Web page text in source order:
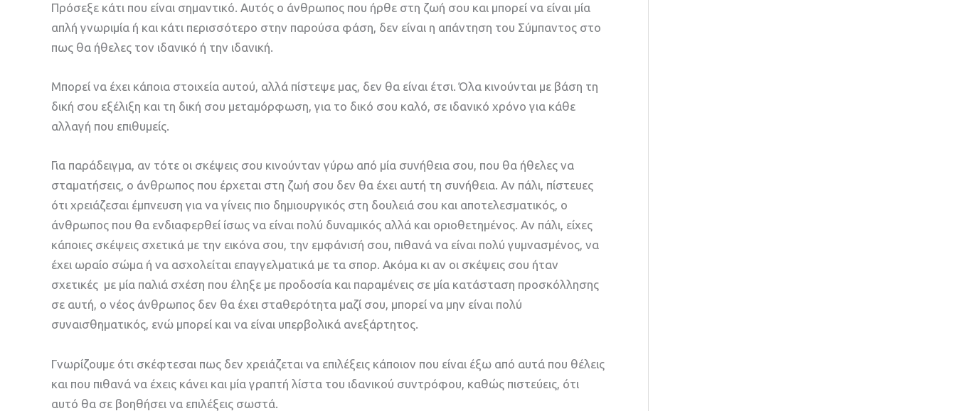
Πρόσεξε κάτι που είναι σημαντικό. Αυτός ο άνθρωπος που ήρθε στη ζωή σου και μπορεί να είναι μία
απλή γνωριμία ή και κάτι περισσότερο στην παρούσα φάση, δεν είναι η απάντηση του Σύμπαντος στο
πως θα ήθελες τον ιδανικό ή την ιδανική.
Μπορεί να έχει κάποια στοιχεία αυτού, αλλά πίστεψε μας, δεν θα είναι έτσι. Όλα κινούνται με βάση τη
δική σου εξέλιξη και τη δική σου μεταμόρφωση, για το δικό σου καλό, σε ιδανικό χρόνο για κάθε
αλλαγή που επιθυμείς.
Για παράδειγμα, αν τότε οι σκέψεις σου κινούνταν γύρω από μία συνήθεια σου, που θα ήθελες να
σταματήσεις, ο άνθρωπος που έρχεται στη ζωή σου δεν θα έχει αυτή τη συνήθεια. Αν πάλι, πίστευες
ότι χρειάζεσαι έμπνευση για να γίνεις πιο δημιουργικός στη δουλειά σου και αποτελεσματικός, ο
άνθρωπος που θα ενδιαφερθεί ίσως να είναι πολύ δυναμικός αλλά και οριοθετημένος. Αν πάλι, είχες
κάποιες σκέψεις σχετικά με την εικόνα σου, την εμφάνισή σου, πιθανά να είναι πολύ γυμνασμένος, να
έχει ωραίο σώμα ή να ασχολείται επαγγελματικά με τα σπορ. Ακόμα κι αν οι σκέψεις σου ήταν
σχετικές με μία παλιά σχέση που έληξε με προδοσία και παραμένεις σε μία κατάσταση προσκόλλησης
σε αυτή, ο νέος άνθρωπος δεν θα έχει σταθερότητα μαζί σου, μπορεί να μην είναι πολύ
συναισθηματικός, ενώ μπορεί και να είναι υπερβολικά ανεξάρτητος.
Γνωρίζουμε ότι σκέφτεσαι πως δεν χρειάζεται να επιλέξεις κάποιον που είναι έξω από αυτά που θέλεις
και που πιθανά να έχεις κάνει και μία γραπτή λίστα του ιδανικού συντρόφου, καθώς πιστεύεις, ότι
αυτό θα σε βοηθήσει να επιλέξεις σωστά.